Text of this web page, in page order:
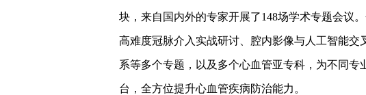
块，来自国内外的专家开展了148场学术专题会议
高难度冠脉介入实战研讨、腔内影像与人工智能
系等多个专题，以及多个心血管亚专科，为不同
台，全方位提升心血管疾病防治能力。